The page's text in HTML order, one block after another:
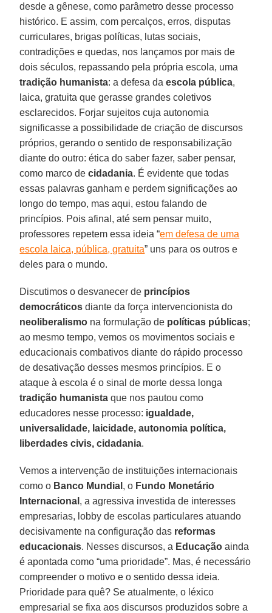
desde a gênese, como parâmetro desse processo
histórico. E assim, com percalços, erros, disputas
curriculares, brigas políticas, lutas sociais,
contradições e quedas, nos lançamos por mais de
dois séculos, repassando pela própria escola, uma
tradição humanista: a defesa daescola pública,
laica, gratuita que gerasse grandes coletivos
esclarecidos. Forjar sujeitos cuja autonomia
significasse a possibilidade de criação de discursos
próprios, gerando o sentido de responsabilização
diante do outro: ética do saber fazer, saber pensar,
como marco decidadania. É evidente que todas
essas palavras ganham e perdem significações ao
longo do tempo, mas aqui, estou falando de
princípios. Pois afinal, até sem pensar muito,
professores repetem essa ideia “em defesa de uma
escola laica, pública, gratuita” uns para os outros e
deles para o mundo.
Discutimos o desvanecer de princípios
democráticos diante da força intervencionista do
neoliberalismo na formulação de políticas públicas;
ao mesmo tempo, vemos os movimentos sociais e
educacionais combativos diante do rápido processo
de desativação desses mesmos princípios. E o
ataque à escola é o sinal de morte dessa longa
tradição humanista que nos pautou como
educadores nesse processo: igualdade,
universalidade, laicidade, autonomia política,
liberdades civis, cidadania.
Vemos a intervenção de instituições internacionais
como o Banco Mundial , o Fundo Monetário
Internacional , a agressiva investida de interesses
empresarias, lobby de escolas particulares atuando
decisivamente na configuração das reformas
educacionais. Nesses discursos, a Educação ainda
é apontada como “uma prioridade”. Mas, é necessário
compreender o motivo e o sentido dessa ideia.
Prioridade para quê? Se atualmente, o léxico
empresarial se fixa aos discursos produzidos sobre a